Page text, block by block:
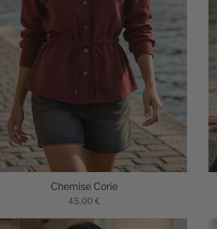
Chemise Corie
45,00 €